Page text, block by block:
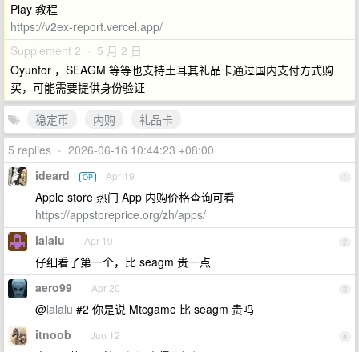
Play 教程
https://v2ex-report.vercel.app/
Supplement 2 · 5 月 2 日
Oyunfor ，SEAGM 等等也支持土耳其礼品卡通过国内支付方式购
买，可能需要提供身份验证
稳定币
内购
礼品卡
5 replies • 2026-06-16 10:44:23 +08:00
1
ideard OP Apr 19
Apple store 热门 App 内购价格查询可看
https://appstoreprice.org/zh/apps/
2
lalalu Apr 19
仔细看了第一个，比 seagm 贵一点
3
aero99 Apr 20
@lalalu #2 你是说 Mtcgame 比 seagm 贵吗
4
itnoob Jun 12